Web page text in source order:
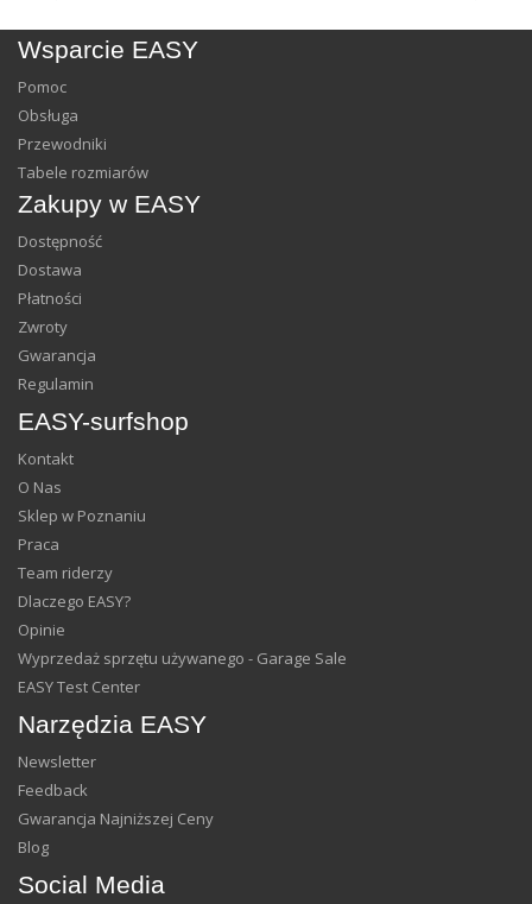
Wsparcie EASY
Pomoc
Obsługa
Przewodniki
Tabele rozmiarów
Zakupy w EASY
Dostępność
Dostawa
Płatności
Zwroty
Gwarancja
Regulamin
EASY-surfshop
Kontakt
O Nas
Sklep w Poznaniu
Praca
Team riderzy
Dlaczego EASY?
Opinie
Wyprzedaż sprzętu używanego - Garage Sale
EASY Test Center
Narzędzia EASY
Newsletter
Feedback
Gwarancja Najniższej Ceny
Blog
Social Media